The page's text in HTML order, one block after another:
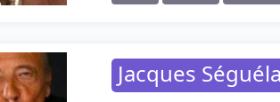
Jacques Séguéla